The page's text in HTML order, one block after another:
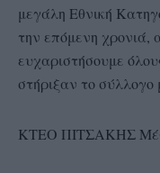
μεγάλη Εθνική
την επόμενη χρονιά,
ευχαριστήσουμε
στήριξαν το σύλλογο
ΚΤΕΟ ΠΙΤΣΑΚΗΣ